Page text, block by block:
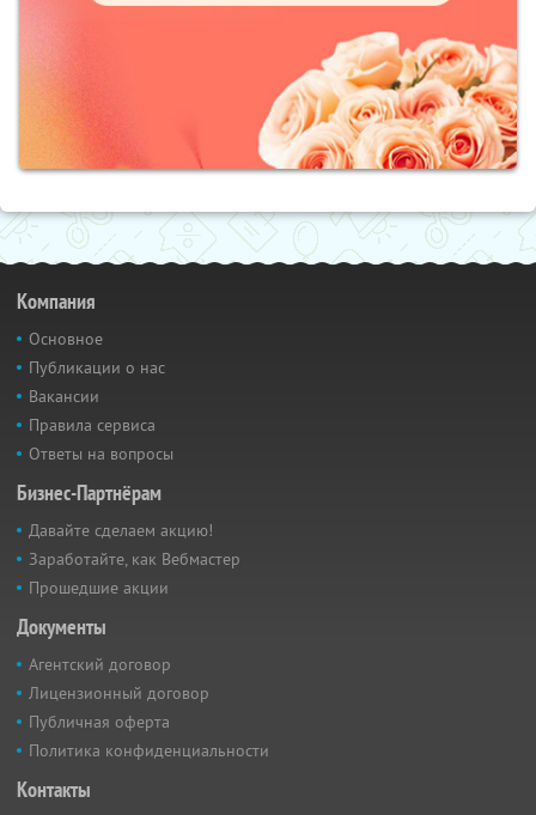
Компания
Основное
Публикации о нас
Вакансии
Правила сервиса
Ответы на вопросы
Бизнес-Партнёрам
Давайте сделаем акцию!
Заработайте, как Вебмастер
Прошедшие акции
Документы
Агентский договор
Лицензионный договор
Публичная оферта
Политика конфиденциальности
Контакты